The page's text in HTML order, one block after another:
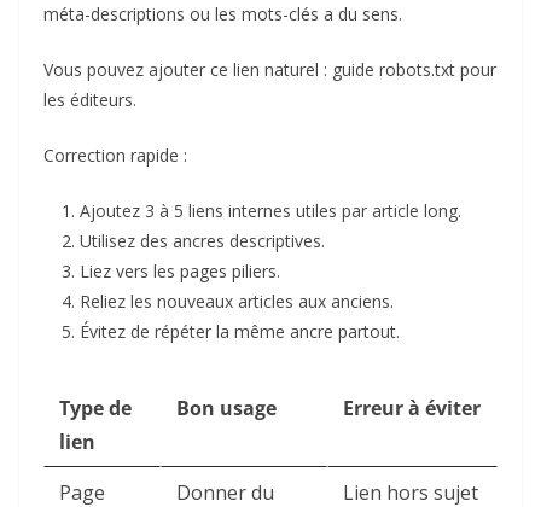
méta-descriptions ou les mots-clés a du sens.
Vous pouvez ajouter ce lien naturel : guide robots.txt pour
les éditeurs.
Correction rapide :
Ajoutez 3 à 5 liens internes utiles par article long.
Utilisez des ancres descriptives.
Liez vers les pages piliers.
Reliez les nouveaux articles aux anciens.
Évitez de répéter la même ancre partout.
Type de
lien
Bon usage Erreur à éviter
Page
Donner du
Lien hors sujet